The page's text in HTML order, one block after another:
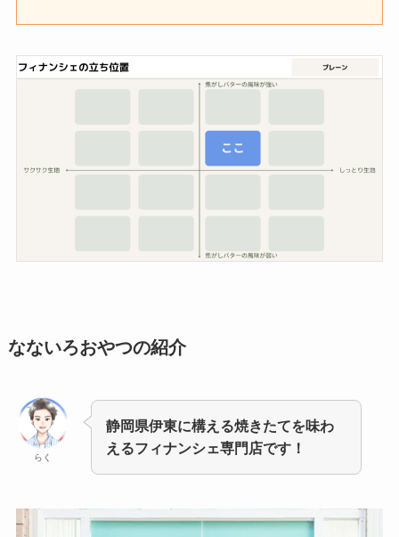
なないろおやつの紹介
らく
静岡県伊東に構える焼きたてを味わ
えるフィナンシェ専門店です！